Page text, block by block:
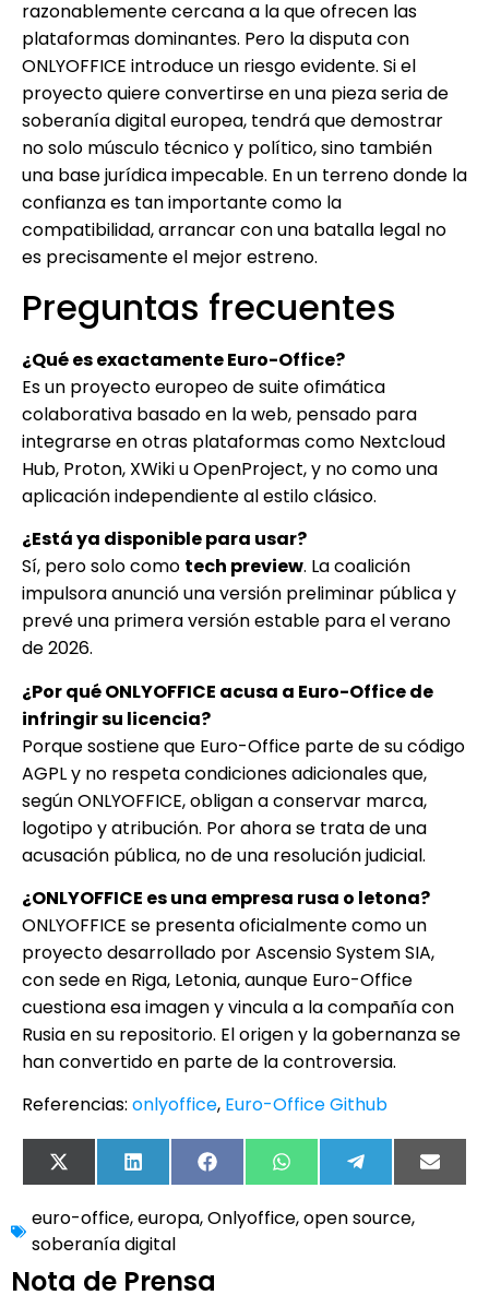
razonablemente cercana a la que ofrecen las
plataformas dominantes. Pero la disputa con
ONLYOFFICE introduce un riesgo evidente. Si el
proyecto quiere convertirse en una pieza seria de
soberanía digital europea, tendrá que demostrar
no solo músculo técnico y político, sino también
una base jurídica impecable. En un terreno donde la
confianza es tan importante como la
compatibilidad, arrancar con una batalla legal no
es precisamente el mejor estreno.
Preguntas frecuentes
¿Qué es exactamente Euro-Office?
Es un proyecto europeo de suite ofimática
colaborativa basado en la web, pensado para
integrarse en otras plataformas como Nextcloud
Hub, Proton, XWiki u OpenProject, y no como una
aplicación independiente al estilo clásico.
¿Está ya disponible para usar?
Sí, pero solo como tech preview. La coalición
impulsora anunció una versión preliminar pública y
prevé una primera versión estable para el verano
de 2026.
¿Por qué ONLYOFFICE acusa a Euro-Office de
infringir su licencia?
Porque sostiene que Euro-Office parte de su código
AGPL y no respeta condiciones adicionales que,
según ONLYOFFICE, obligan a conservar marca,
logotipo y atribución. Por ahora se trata de una
acusación pública, no de una resolución judicial.
¿ONLYOFFICE es una empresa rusa o letona?
ONLYOFFICE se presenta oficialmente como un
proyecto desarrollado por Ascensio System SIA,
con sede en Riga, Letonia, aunque Euro-Office
cuestiona esa imagen y vincula a la compañía con
Rusia en su repositorio. El origen y la gobernanza se
han convertido en parte de la controversia.
Referencias: onlyoffice, Euro-Office Github
X
(Twitter)
LinkedIn FacebookWhatsApp TelegramEmail
euro-office,europa,Onlyoffice,open source,
soberanía digital
Nota de Prensa